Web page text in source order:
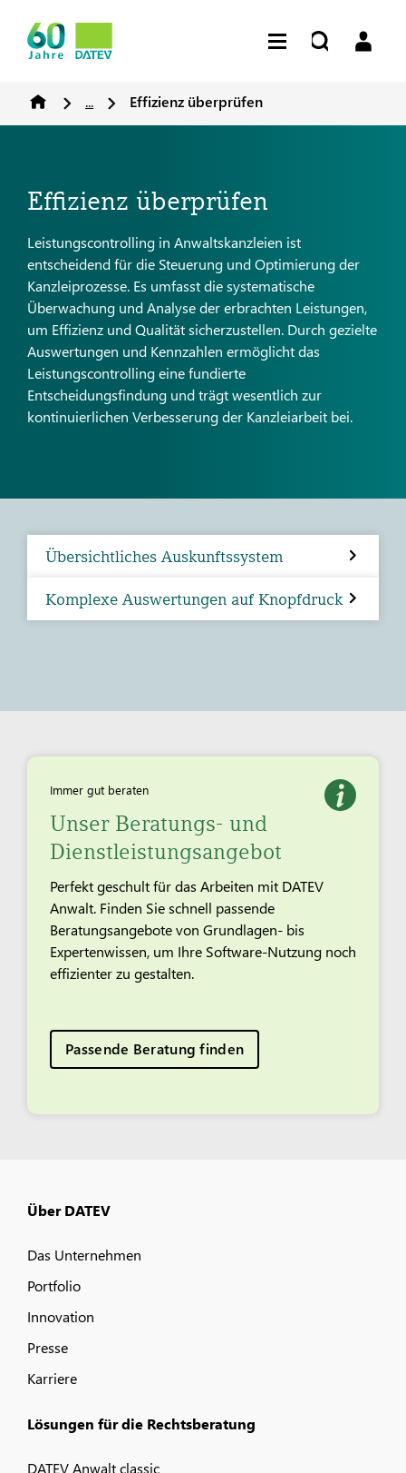
... Effizienz überprüfen
Effizienz überprüfen
Leistungscontrolling in Anwaltskanzleien ist
entscheidend für die Steuerung und Optimierung der
Kanzleiprozesse. Es umfasst die systematische
Überwachung und Analyse der erbrachten Leistungen,
um Effizienz und Qualität sicherzustellen. Durch gezielte
Auswertungen und Kennzahlen ermöglicht das
Leistungscontrolling eine fundierte
Entscheidungsfindung und trägt wesentlich zur
kontinuierlichen Verbesserung der Kanzleiarbeit bei.
Übersichtliches Auskunftssystem
Komplexe Auswertungen auf Knopfdruck
Immer gut beraten
Unser Beratungs- und
Dienstleistungsangebot
Perfekt geschult für das Arbeiten mit DATEV
Anwalt. Finden Sie schnell passende
Beratungsangebote von Grundlagen- bis
Expertenwissen, um Ihre Software-Nutzung noch
effizienter zu gestalten.
Passende Beratung finden
Über DATEV
Das Unternehmen
Portfolio
Innovation
Presse
Karriere
Lösungen für die Rechtsberatung
DATEV Anwalt classic